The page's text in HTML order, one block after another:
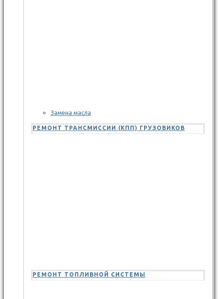
Замена масла
РЕМОНТ ТРАНСМИССИИ (КПП) ГРУЗОВИКОВ
РЕМОНТ ТОПЛИВНОЙ СИСТЕМЫ